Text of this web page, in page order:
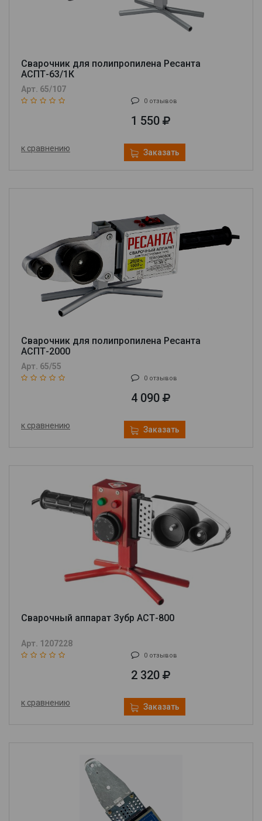
Сварочник для полипропилена Ресанта
АСПТ-63/1К
Арт. 65/107
0 отзывов
1 550
к сравнению Заказать
Сварочник для полипропилена Ресанта
АСПТ-2000
Арт. 65/55
0 отзывов
4 090
к сравнению Заказать
Сварочный аппарат Зубр АСТ-800
Арт. 1207228
0 отзывов
2 320
к сравнению Заказать